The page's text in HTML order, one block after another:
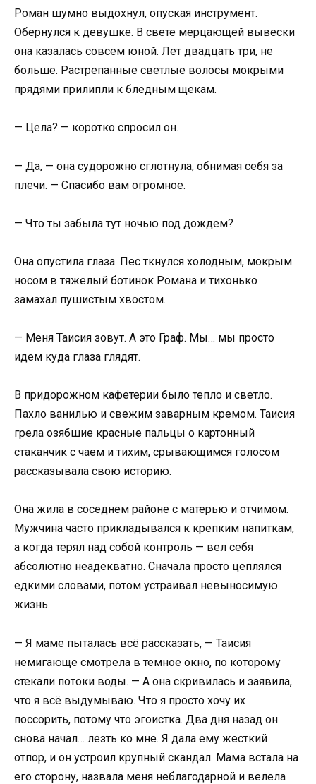
Роман шумно выдохнул, опуская инструмент.
Обернулся к девушке. В свете мерцающей вывески
она казалась совсем юной. Лет двадцать три, не
больше. Растрепанные светлые волосы мокрыми
прядями прилипли к бледным щекам.
— Цела? — коротко спросил он.
— Да, — она судорожно сглотнула, обнимая себя за
плечи. — Спасибо вам огромное.
— Что ты забыла тут ночью под дождем?
Она опустила глаза. Пес ткнулся холодным, мокрым
носом в тяжелый ботинок Романа и тихонько
замахал пушистым хвостом.
— Меня Таисия зовут. А это Граф. Мы… мы просто
идем куда глаза глядят.
В придорожном кафетерии было тепло и светло.
Пахло ванилью и свежим заварным кремом. Таисия
грела озябшие красные пальцы о картонный
стаканчик с чаем и тихим, срывающимся голосом
рассказывала свою историю.
Она жила в соседнем районе с матерью и отчимом.
Мужчина часто прикладывался к крепким напиткам,
а когда терял над собой контроль — вел себя
абсолютно неадекватно. Сначала просто цеплялся
едкими словами, потом устраивал невыносимую
жизнь.
— Я маме пыталась всё рассказать, — Таисия
немигающе смотрела в темное окно, по которому
стекали потоки воды. — А она скривилась и заявила,
что я всё выдумываю. Что я просто хочу их
поссорить, потому что эгоистка. Два дня назад он
снова начал… лезть ко мне. Я дала ему жесткий
отпор, и он устроил крупный скандал. Мама встала на
его сторону, назвала меня неблагодарной и велела